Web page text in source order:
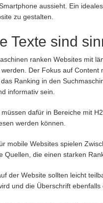
aussieht. Ein
zu gestalten.
Texte sind
ranken Websites mit
werden. Der Fokus auf
Ranking in den
informativ sein.
müssen dafür in Bereiche mit
werden können.
mobile Websites spielen
Quellen, die einen starken
der Website sollten leicht
und die Überschrift